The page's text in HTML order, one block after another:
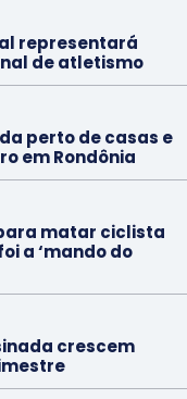
representará
de atletismo
perto de casas e
em Rondônia
matar ciclista
a ‘mando do
crescem